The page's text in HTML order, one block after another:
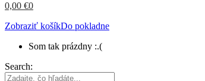
0,00 €0
Zobraziť košíkDo pokladne
Som tak prázdny :.(
Search: